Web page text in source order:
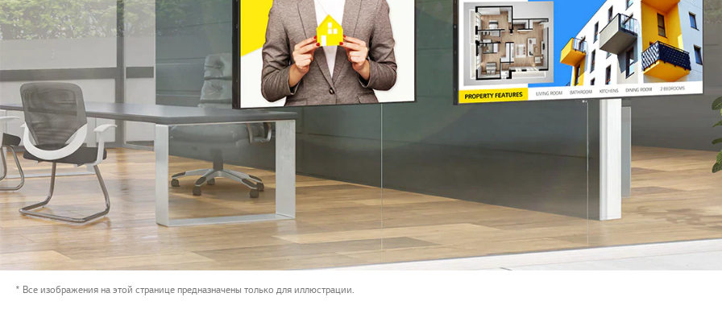
* Все изображения на этой странице предназначены только для иллюстрации.